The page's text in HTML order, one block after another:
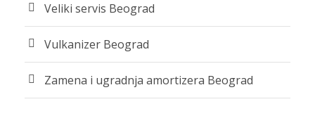
Veliki servis Beograd
Vulkanizer Beograd
Zamena i ugradnja amortizera Beograd